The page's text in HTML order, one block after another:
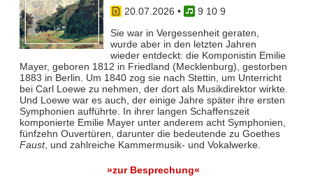
20.07.2026 •
9 10 9
Sie war in Vergessenheit geraten,
wurde aber in den letzten Jahren
wieder entdeckt: die Komponistin Emilie
Mayer, geboren 1812 in Friedland (Mecklenburg), gestorben
1883 in Berlin. Um 1840 zog sie nach Stettin, um Unterricht
bei Carl Loewe zu nehmen, der dort als Musikdirektor wirkte.
Und Loewe war es auch, der einige Jahre später ihre ersten
Symphonien aufführte. In ihrer langen Schaffenszeit
komponierte Emilie Mayer unter anderem acht Symphonien,
fünfzehn Ouvertüren, darunter die bedeutende zu Goethes
Faust, und zahlreiche Kammermusik- und Vokalwerke.
»zur Besprechung«